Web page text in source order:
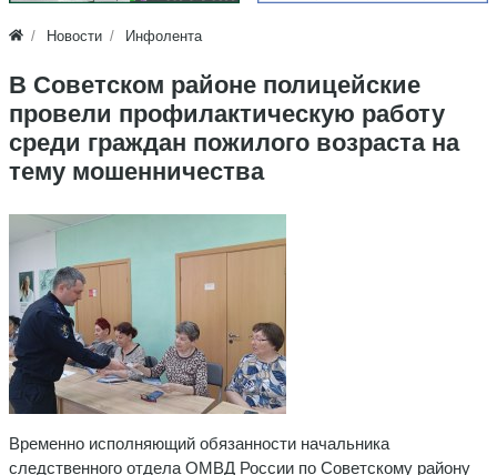
Новости Инфолента
В Советском районе полицейские
провели профилактическую работу
среди граждан пожилого возраста на
тему мошенничества
Временно исполняющий обязанности начальника
следственного отдела ОМВД России по Советскому району